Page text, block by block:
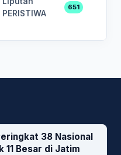
PERISTIWA
651
38 Nasional
11 Besar di Jatim